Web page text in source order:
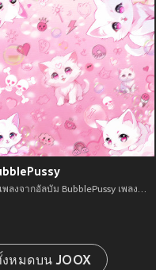
ฟังเพลงจากอัลบัม BubblePussy เพลงใหม่จาก อัพเดทเพลงใหม่ล่าสุดก่อนใคร ตลอดปี 2021
หมดบน JOOX